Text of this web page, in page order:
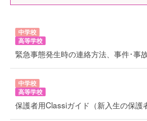
中学校
高等学校
緊急事態発生時の連絡方法、事件･事
中学校
高等学校
保護者用Classiガイド（新入生の保護